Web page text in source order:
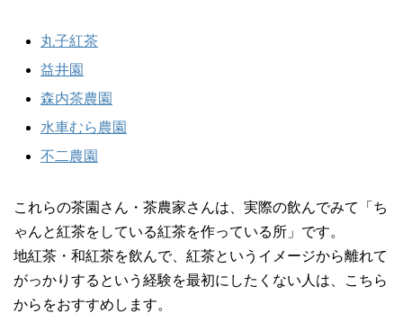
丸子紅茶
益井園
森内茶農園
水車むら農園
不二農園
これらの茶園さん・茶農家さんは、実際の飲んでみて「ち
ゃんと紅茶をしている紅茶を作っている所」です。
地紅茶・和紅茶を飲んで、紅茶というイメージから離れて
がっかりするという経験を最初にしたくない人は、こちら
からをおすすめします。